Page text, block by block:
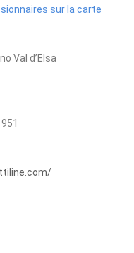
sur la carte
Val d’Elsa